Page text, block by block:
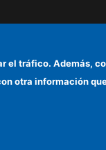
el tráfico. Además,
otra información